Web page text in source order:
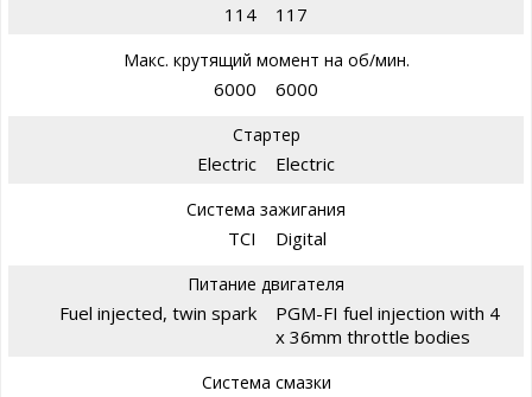
114 117
Макс. крутящий момент на об/мин.
6000 6000
Стартер
Electric Electric
Система зажигания
TCI Digital
Питание двигателя
Fuel injected, twin spark
PGM-FI fuel injection with 4
x 36mm throttle bodies
Система смазки